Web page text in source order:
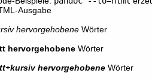
Ausgabe
hervorgehobene Wörter
hervorgehobene Wörter
hervorgehobene Wörter